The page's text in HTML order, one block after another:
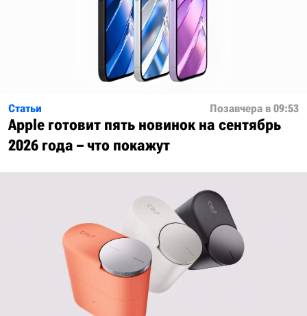
Статьи Позавчера в 09:53
Apple готовит пять новинок на сентябрь
2026 года – что покажут